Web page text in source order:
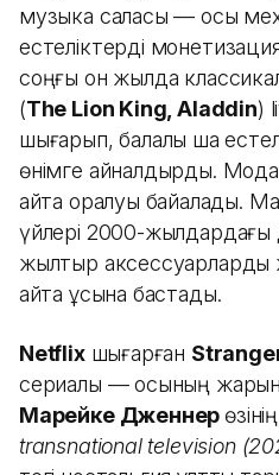
музыка саласы — осы
естеліктерді
соңғы он жылда
(The Lion King, Aladdin)
шығарып, балалық шақ
өнімге айналдырды.
қайта оралуы байқалады.
үйлері 2000-
жылтыр аксессуарларды
қайта ұсына бастады.
Netflixшығарған
сериалы — осының
Марейке Дженнер өзінің
transnational television